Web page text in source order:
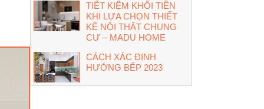
TIẾT KIỆM KHỐI TIỀN
KHI LỰA CHỌN THIẾT
KẾ NỘI THẤT CHUNG
CƯ – MADU HOME
CÁCH XÁC ĐỊNH
HƯỚNG BẾP 2023